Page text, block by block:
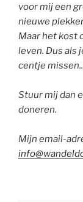
voor mij een
nieuwe
Maar het kost
leven. Dus als
centje
Stuur mij dan
doneren.
Mijn email-